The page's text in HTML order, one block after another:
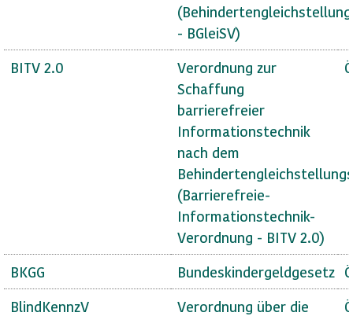
- BGleiSV)
BITV 2.0
Verordnung zur
Schaffung
barrierefreier
Informationstechnik
nach dem
(Barrierefreie-
Informationstechnik-
Verordnung - BITV 2.0)
BKGG Bundeskindergeldgesetz
BlindKennzV
Verordnung über die